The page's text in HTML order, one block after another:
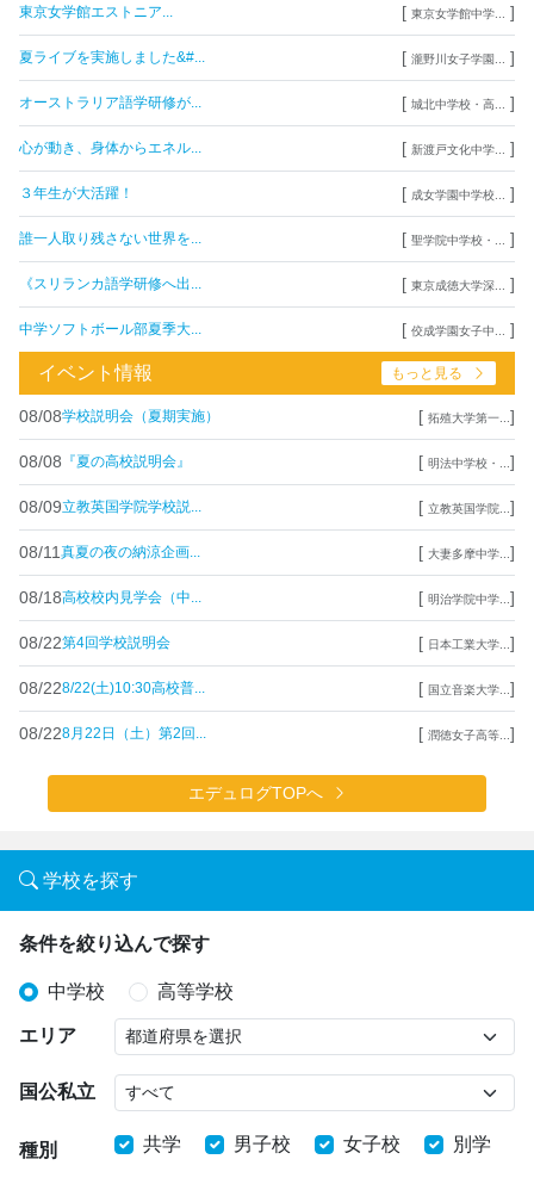
東京女学館エストニア... [ 東京女学館中学... ]
夏ライブを実施しました&#... [ 瀧野川女子学園... ]
オーストラリア語学研修が... [ 城北中学校・高... ]
心が動き、身体からエネル... [ 新渡戸文化中学... ]
３年生が大活躍！ [ 成女学園中学校... ]
誰一人取り残さない世界を... [ 聖学院中学校・... ]
《スリランカ語学研修へ出... [ 東京成徳大学深... ]
中学ソフトボール部夏季大... [ 佼成学園女子中... ]
イベント情報 もっと見る
08/08学校説明会（夏期実施） [ 拓殖大学第一... ]
08/08 『夏の高校説明会』 [ 明法中学校・... ]
08/09立教英国学院学校説... [ 立教英国学院... ]
08/11 真夏の夜の納涼企画... [ 大妻多摩中学... ]
08/18高校校内見学会（中... [ 明治学院中学... ]
08/22第4回学校説明会 [ 日本工業大学... ]
08/228/22(土)10:30高校普... [ 国立音楽大学... ]
08/228月22日（土）第2回... [ 潤徳女子高等... ]
エデュログTOPへ
学校を探す
条件を絞り込んで探す
中学校 高等学校
エリア
国公私立
種別 共学 男子校 女子校 別学